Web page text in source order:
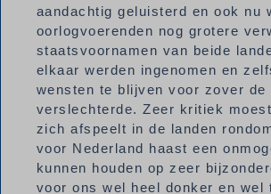
aandachtig geluisterd en ook nu
oorlogvoerenden nog grotere
staatsvoornamen van beide
elkaar werden ingenomen en
wensten te blijven voor zover
verslechterde. Zeer kritiek
zich afspeelt in de landen
voor Nederland haast een
kunnen houden op zeer
voor ons wel heel donker en